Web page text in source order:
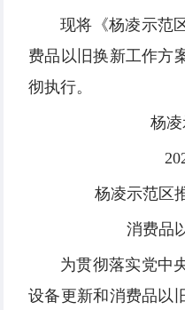
现将《杨凌示范
费品以旧换新工作方
彻执行。
杨
杨凌示范区
消费品
为贯彻落实党中
设备更新和消费品以